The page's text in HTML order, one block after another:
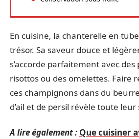
En cuisine, la chanterelle en
trésor. Sa saveur douce et
s’accorde parfaitement avec des
risottos ou des omelettes. Faire
ces champignons dans du
d’ail et de persil révèle toute
A lire également : Que cuisiner